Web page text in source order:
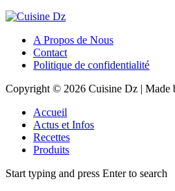
A Propos de Nous
Contact
Politique de confidentialité
Copyright © 2026 Cuisine Dz | Made
Accueil
Actus et Infos
Recettes
Produits
Start typing and press Enter to search